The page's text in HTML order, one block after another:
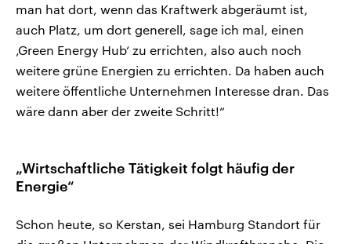
man hat dort, wenn das Kraftwerk abgeräumt ist,
auch Platz, um dort generell, sage ich mal, einen
‚Green Energy Hub‘ zu errichten, also auch noch
weitere grüne Energien zu errichten. Da haben auch
weitere öffentliche Unternehmen Interesse dran. Das
wäre dann aber der zweite Schritt!“
„Wirtschaftliche Tätigkeit folgt häufig der
Energie“
Schon heute, so Kerstan, sei Hamburg Standort für